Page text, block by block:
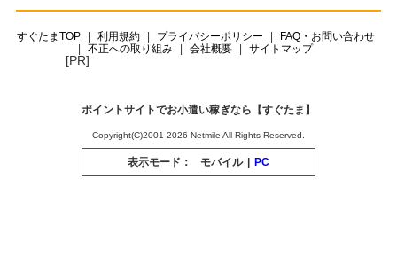
すぐたまTOP 利用規約 プライバシーポリシー
FAQ・お問い合わせ
不正への取り組み
会社概要 サイトマップ
[PR]
ポイントサイトでお小遣い稼ぎなら【すぐたま】
Copyright(C)2001-2026 Netmile All Rights Reserved.
表示モード： モバイル | PC